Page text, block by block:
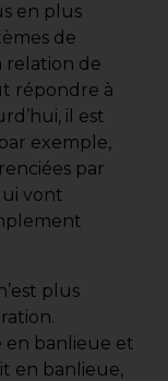
en plus
de
relation de
répondre à
il est
exemple,
par
vont
plus
en banlieue et
en banlieue,